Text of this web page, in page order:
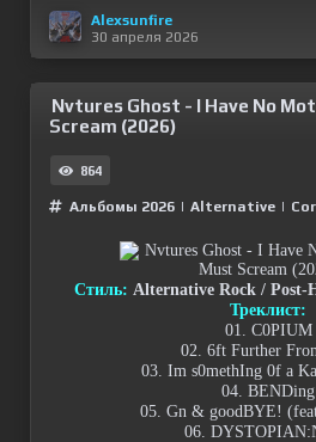
Alexsunfire
30 апреля 2026
Nvtures Ghost - I Have No
Scream (2026)
864
Альбомы 2026 | Alternative |
Стиль: Alternative Rock / Post-
Треклист:
01. C0PIUM
02. 6ft Further
03. Im s0methIng 0f a
04. BENDing
05. Gn & goodBYE!
06.